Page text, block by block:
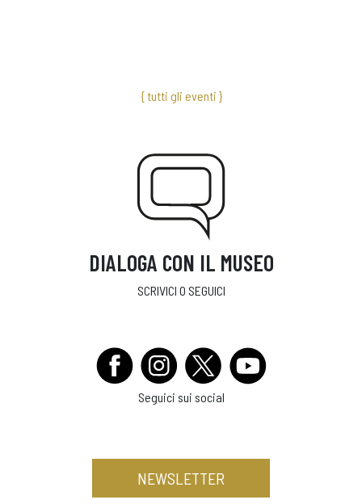
{ tutti gli eventi }
DIALOGA CON IL MUSEO
SCRIVICI O SEGUICI
Seguici sui social
NEWSLETTER